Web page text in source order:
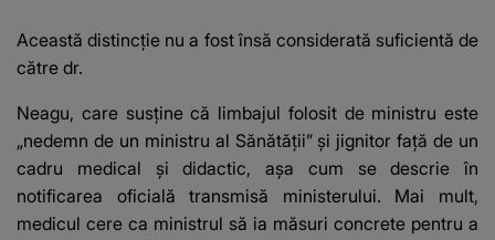
Această distincție nu a fost însă considerată suficientă de
către dr.
Neagu, care susține că limbajul folosit de ministru este
„nedemn de un ministru al Sănătății” și jignitor față de un
cadru medical și didactic, așa cum se descrie în
notificarea oficială transmisă ministerului. Mai mult,
medicul cere ca ministrul să ia măsuri concrete pentru a